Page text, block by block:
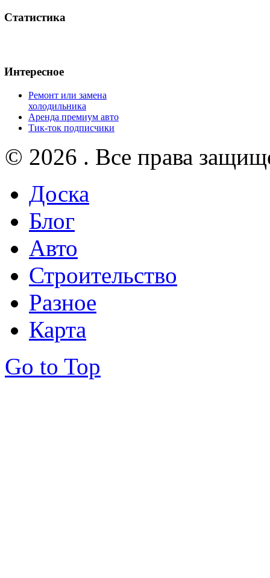
Статистика
Интересное
Ремонт или замена
холодильника
Аренда премиум авто
Тик-ток подписчики
© 2026 . Все права
Доска
Блог
Авто
Строительство
Разное
Карта
Go to Top